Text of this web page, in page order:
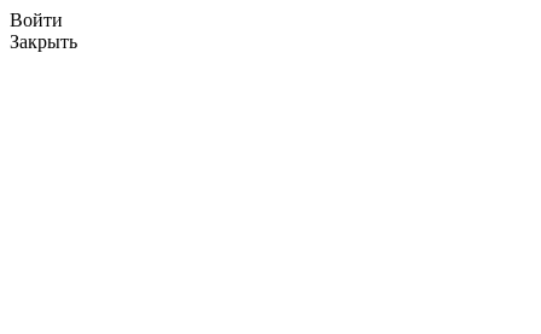
Войти
Закрыть